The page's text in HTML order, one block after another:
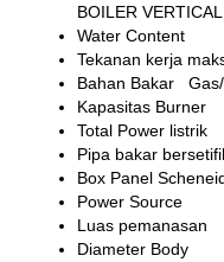
BOILER VERTICAL
Water
Tekanan kerja
Bahan Bakar
Kapasitas
Total Power
Pipa bakar
Box Panel
Power
Luas
Diameter